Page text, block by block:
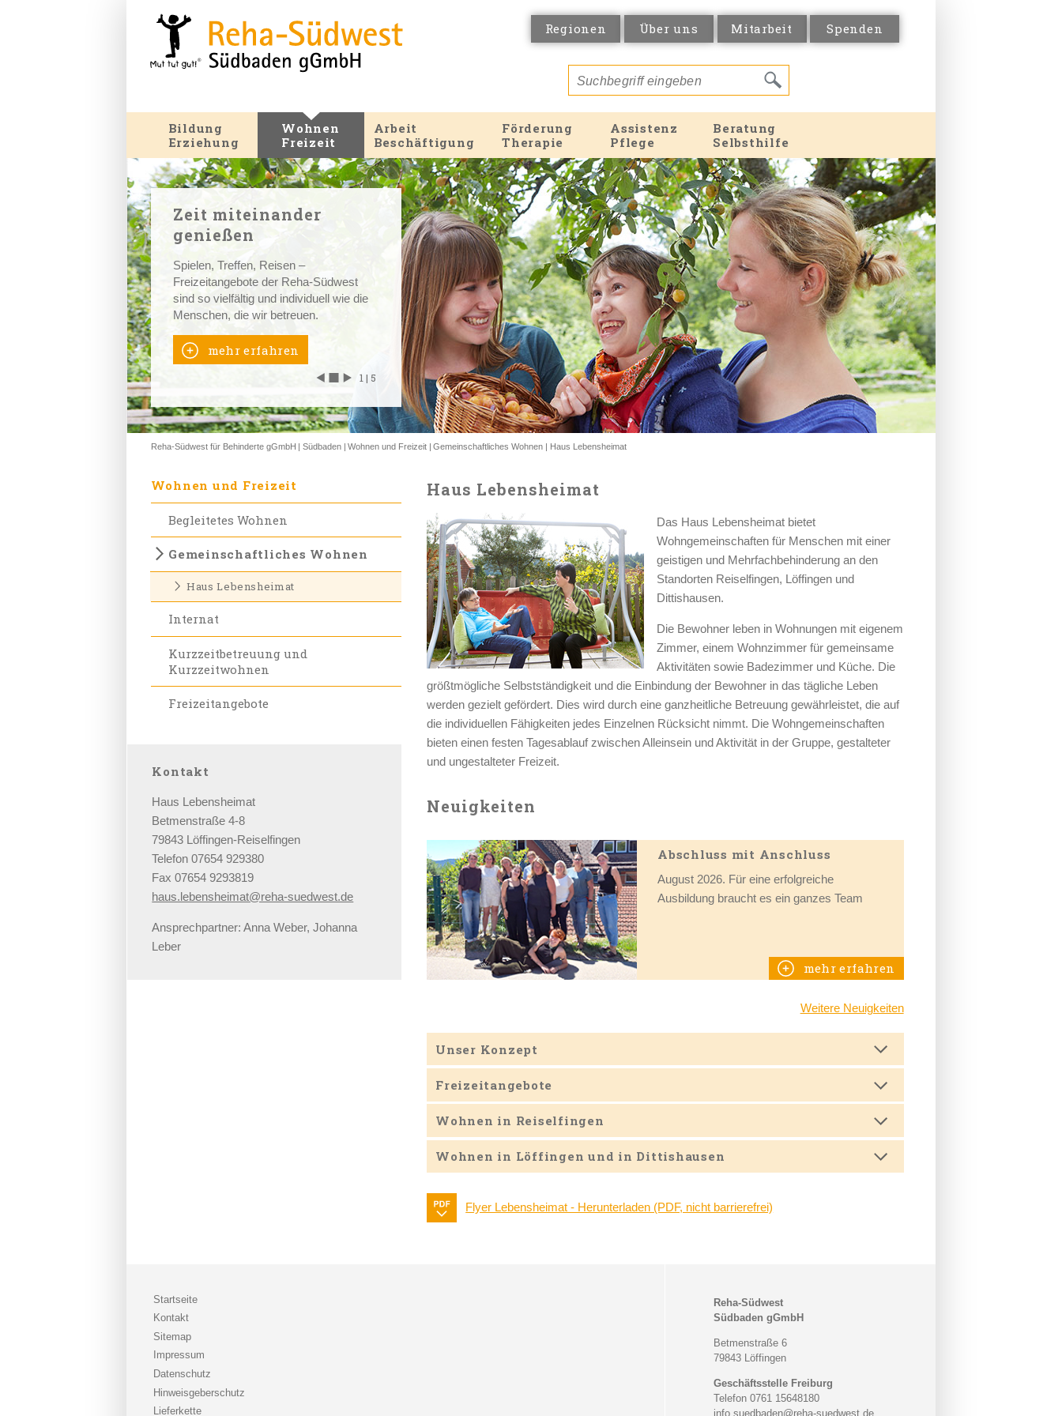
Regionen Über uns Mitarbeit Spenden
Bildung
Erziehung
Wohnen
Freizeit
Arbeit
Beschäftigung
Förderung
Therapie
Assistenz
Pflege
Beratung
Selbsthilfe
Zeit miteinander
genießen
Spielen, Treffen, Reisen –
Freizeitangebote der Reha-Südwest
sind so vielfältig und individuell wie die
Menschen, die wir betreuen.
mehr erfahren
◀ ◼ ▶ 1| 5
◀ ◼ ▶ 1| 5
◀ ◼ ▶ 1| 5
◀ ◼ ▶ 1| 5
◀ ◼ ▶ 1| 5
Reha-Südwest für Behinderte gGmbH Südbaden Wohnen und Freizeit Gemeinschaftliches Wohnen Haus Lebensheimat
Wohnen und Freizeit
Begleitetes Wohnen
Gemeinschaftliches Wohnen
Haus Lebensheimat
Internat
Kurzzeitbetreuung und
Kurzzeitwohnen
Freizeitangebote
Kontakt
Haus Lebensheimat
Betmenstraße 4-8
79843 Löffingen-Reiselfingen
Telefon 07654 929380
Fax 07654 9293819
haus.lebensheimat@reha-suedwest.de
Ansprechpartner: Anna Weber, Johanna
Leber
Haus Lebensheimat
Das Haus Lebensheimat bietet
Wohngemeinschaften für Menschen mit einer
geistigen und Mehrfachbehinderung an den
Standorten Reiselfingen, Löffingen und
Dittishausen.
Die Bewohner leben in Wohnungen mit eigenem
Zimmer, einem Wohnzimmer für gemeinsame
Aktivitäten sowie Badezimmer und Küche. Die
größtmögliche Selbstständigkeit und die Einbindung der Bewohner in das tägliche Leben
werden gezielt gefördert. Dies wird durch eine ganzheitliche Betreuung gewährleistet, die auf
die individuellen Fähigkeiten jedes Einzelnen Rücksicht nimmt. Die Wohngemeinschaften
bieten einen festen Tagesablauf zwischen Alleinsein und Aktivität in der Gruppe, gestalteter
und ungestalteter Freizeit.
Neuigkeiten
Abschluss mit Anschluss
August 2026. Für eine erfolgreiche
Ausbildung braucht es ein ganzes Team
mehr erfahren
Weitere Neuigkeiten
Unser Konzept
Freizeitangebote
Wohnen in Reiselfingen
Wohnen in Löffingen und in Dittishausen
Flyer Lebensheimat - Herunterladen (PDF, nicht barrierefrei)
Startseite
Kontakt
Sitemap
Impressum
Datenschutz
Hinweisgeberschutz
Lieferkette
Reha-Südwest
Südbaden gGmbH
Betmenstraße 6
79843 Löffingen
Geschäftsstelle Freiburg
Telefon 0761 15648180
info.suedbaden@reha-suedwest.de